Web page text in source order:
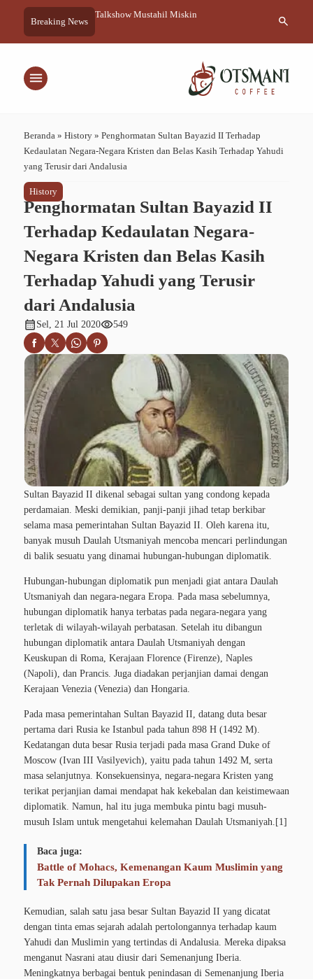
Breaking News
Mujahid Angkatan Laut Utsmaniyah dari
Cappuccino,
search
menu
Beranda » History » Penghormatan Sultan Bayazid II Terhadap
Kedaulatan Negara-Negara Kristen dan Belas Kasih Terhadap Yahudi
yang Terusir dari Andalusia
History
Penghormatan Sultan Bayazid II
Terhadap Kedaulatan Negara-
Negara Kristen dan Belas Kasih
Terhadap Yahudi yang Terusir
dari Andalusia
calendar_month Sel, 21 Jul 2020visibility549
Sultan Bayazid II dikenal sebagai sultan yang condong kepada
perdamaian. Meski demikian, panji-panji jihad tetap berkibar
selama masa pemerintahan Sultan Bayazid II. Oleh karena itu,
banyak musuh Daulah Utsmaniyah mencoba mencari perlindungan
di balik sesuatu yang dinamai hubungan-hubungan diplomatik.
Hubungan-hubungan diplomatik pun menjadi giat antara Daulah
Utsmaniyah dan negara-negara Eropa. Pada masa sebelumnya,
hubungan diplomatik hanya terbatas pada negara-negara yang
terletak di wilayah-wilayah perbatasan. Setelah itu dibangun
hubungan diplomatik antara Daulah Utsmaniyah dengan
Keuskupan di Roma, Kerajaan Florence (Firenze), Naples
(Napoli), dan Prancis. Juga diadakan perjanjian damai dengan
Kerajaan Venezia (Venezia) dan Hongaria.
Pada masa pemerintahan Sultan Bayazid II, datang duta besar
pertama dari Rusia ke Istanbul pada tahun 898 H (1492 M).
Kedatangan duta besar Rusia terjadi pada masa Grand Duke of
Moscow (Ivan III Vasilyevich), yaitu pada tahun 1492 M, serta
masa selanjutnya. Konsekuensinya, negara-negara Kristen yang
terikat perjanjian damai mendapat hak kekebalan dan keistimewaan
diplomatik. Namun, hal itu juga membuka pintu bagi musuh-
musuh Islam untuk mengetahui kelemahan Daulah Utsmaniyah.[1]
Baca juga:
Battle of Mohacs, Kemenangan Kaum Muslimin yang
Tak Pernah Dilupakan Eropa
Kemudian, salah satu jasa besar Sultan Bayazid II yang dicatat
dengan tinta emas sejarah adalah pertolongannya terhadap kaum
Yahudi dan Muslimin yang tertindas di Andalusia. Mereka dipaksa
menganut Nasrani atau diusir dari Semenanjung Iberia.
Meningkatnya berbagai bentuk penindasan di Semenanjung Iberia